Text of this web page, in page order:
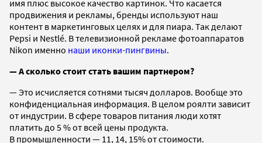
имя плюс высокое качество картинок. Что касается
продвижения и рекламы, бренды используют наш
контент в маркетинговых целях и для пиара. Так делают
Pepsi и Nestlé. В телевизионной рекламе фотоаппаратов
Nikon именно наши иконки-пингвины.
— А сколько стоит стать вашим партнером?
— Это исчисляется сотнями тысяч долларов. Вообще это
конфиденциальная информация. В целом роялти зависит
от индустрии. В сфере товаров питания люди хотят
платить до 5 % от всей цены продукта.
В промышленности — 11, 14, 15% от стоимости.